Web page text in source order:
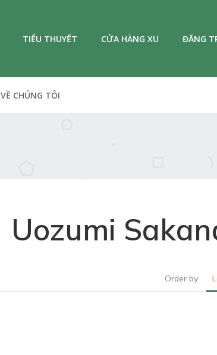
TIỂU THUYẾT CỬA HÀNG XU ĐĂNG
VỀ CHÚNG TÔI
Uozumi
Order by